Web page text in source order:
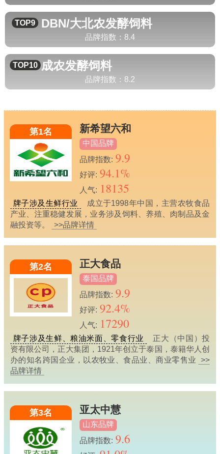
TOP9 DBN/大北农发酵饲料
品牌指数： 8.4
TOP10 成农发酵饲料
品牌指数： 8.2
第1名 新希望六和
中国品牌
品牌指数: 9.9
好评: 94.1%
人气: 18135
牌子涉及生鲜行业
成立于1998年中国，主营农牧食品
产业、注重稳健发展，业务涉及饲料、养殖、肉制品及金
融投资等。
>>品牌详情
第2名 正大食品
泰国品牌
品牌指数: 9.9
好评: 92.4%
人气: 17290
牌子涉及生鲜、粮油米面、零食行业
正大（中国）投
资有限公司，正大集团，1921年创立于泰国，泰籍华人创
办的知名跨国企业，以农牧业、食品业、商业零售业
>>
品牌详情
第3名 亚太中慧
山东品牌
品牌指数: 9.6